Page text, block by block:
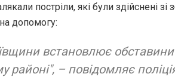
постріли, які були здійснені зі
допомогу:
встановлює
районі", – повідомляє